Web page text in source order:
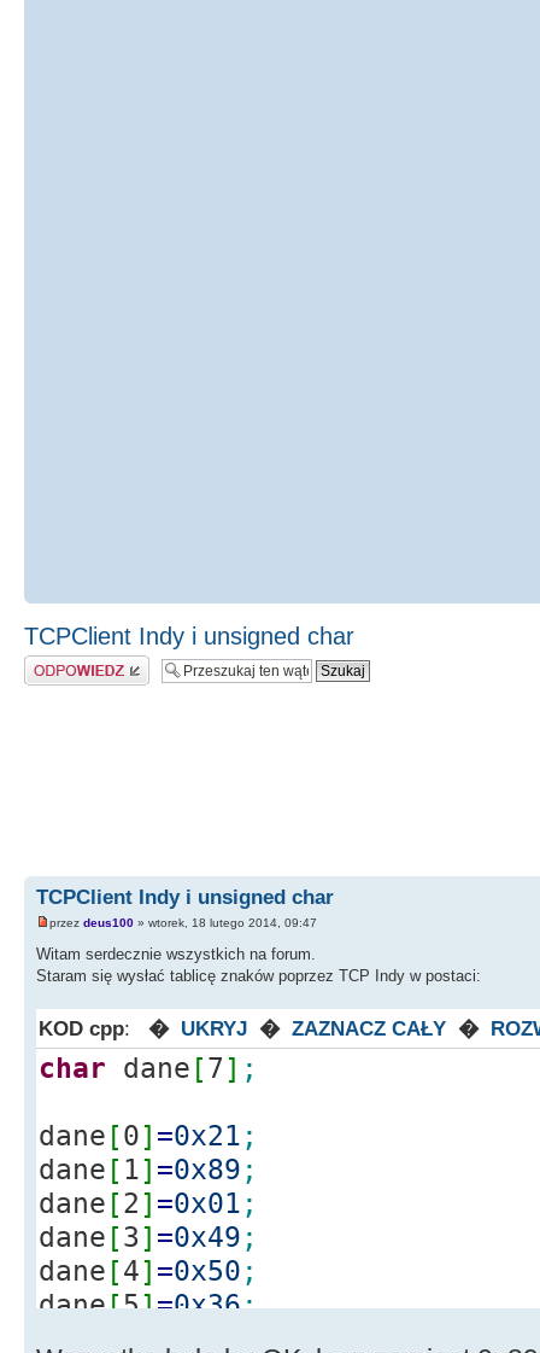
TCPClient Indy i unsigned char
Odpowiedz
TCPClient Indy i unsigned char
przez deus100 » wtorek, 18 lutego 2014, 09:47
Witam serdecznie wszystkich na forum.
Staram się wysłać tablicę znaków poprzez TCP Indy w postaci:
KOD cpp: � UKRYJ � ZAZNACZ CAŁY �
char dane [7] ;
dane [0] =0x21 ;
dane [ 1] =0x89 ;
dane [2] =0x01 ;
dane [3] =0x49 ;
dane [4] =0x50 ;
dane[5]=0x36;